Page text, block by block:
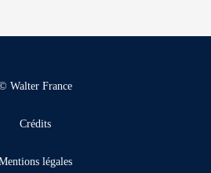
Walter France
Crédits
légales